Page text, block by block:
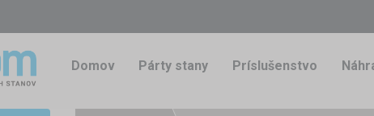
Domov Párty stany Príslušenstvo